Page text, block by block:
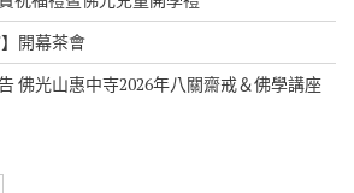
開幕茶會
佛光山惠中寺2026年八關齋戒＆佛學講座